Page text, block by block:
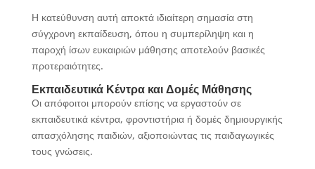
Η κατεύθυνση αυτή αποκτά ιδιαίτερη σημασία στη
σύγχρονη εκπαίδευση, όπου η συμπερίληψη και η
παροχή ίσων ευκαιριών μάθησης αποτελούν βασικές
προτεραιότητες.
Εκπαιδευτικά Κέντρα και Δομές Μάθησης
Οι απόφοιτοι μπορούν επίσης να εργαστούν σε
εκπαιδευτικά κέντρα, φροντιστήρια ή δομές δημιουργικής
απασχόλησης παιδιών, αξιοποιώντας τις παιδαγωγικές
τους γνώσεις.